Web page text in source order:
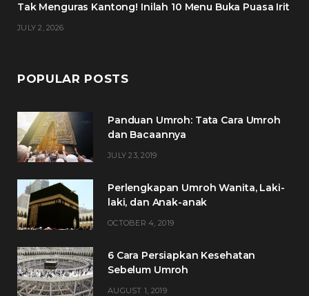
Tak Menguras Kantong! Inilah 10 Menu Buka Puasa Irit
JULY 2, 2026
POPULAR POSTS
Panduan Umroh: Tata Cara Umroh
dan Bacaannya
JULY 23, 2019
Perlengkapan Umroh Wanita, Laki-
laki, dan Anak-anak
OCTOBER 4, 2019
6 Cara Persiapkan Kesehatan
Sebelum Umroh
AUGUST 1, 2019